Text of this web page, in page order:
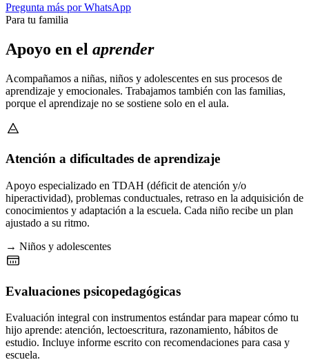
Pregunta más por WhatsApp
Para tu familia
Apoyo en el aprender
Acompañamos a niñas, niños y adolescentes en sus procesos de
aprendizaje y emocionales. Trabajamos también con las familias,
porque el aprendizaje no se sostiene solo en el aula.
Atención a dificultades de aprendizaje
Apoyo especializado en TDAH (déficit de atención y/o
hiperactividad), problemas conductuales, retraso en la adquisición de
conocimientos y adaptación a la escuela. Cada niño recibe un plan
ajustado a su ritmo.
→ Niños y adolescentes
Evaluaciones psicopedagógicas
Evaluación integral con instrumentos estándar para mapear cómo tu
hijo aprende: atención, lectoescritura, razonamiento, hábitos de
estudio. Incluye informe escrito con recomendaciones para casa y
escuela.